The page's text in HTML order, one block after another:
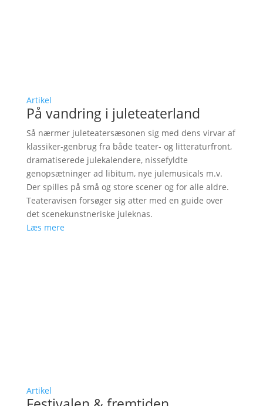
Artikel
På vandring i juleteaterland
Så nærmer juleteatersæsonen sig med dens virvar af
klassiker-genbrug fra både teater- og litteraturfront,
dramatiserede julekalendere, nissefyldte
genopsætninger ad libitum, nye julemusicals m.v.
Der spilles på små og store scener og for alle aldre.
Teateravisen forsøger sig atter med en guide over
det scenekunstneriske juleknas.
Læs mere
Artikel